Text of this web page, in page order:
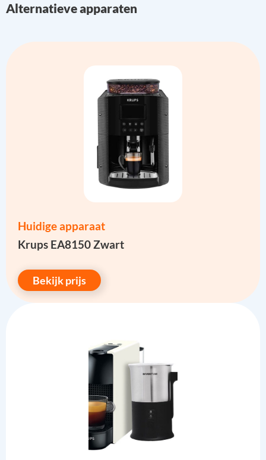
Alternatieve apparaten
Huidige apparaat
Krups EA8150 Zwart
Bekijk prijs